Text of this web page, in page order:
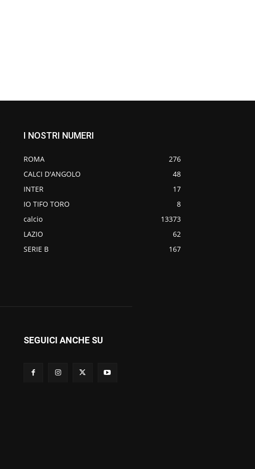
I NOSTRI NUMERI
ROMA
276
CALCI D'ANGOLO
48
INTER
17
IO TIFO TORO
8
calcio
13373
LAZIO
62
SERIE B
167
SEGUICI ANCHE SU